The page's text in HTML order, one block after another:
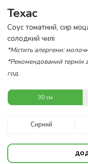
Техас
Соус томатний, сир
солодкий чилі
*Містить алергени:
*Рекомендований термін
год.
30 см
Сирний